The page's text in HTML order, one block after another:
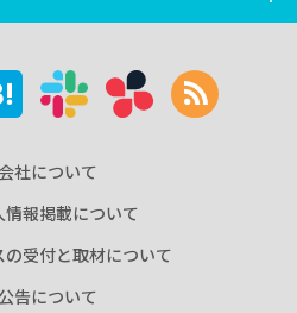
社について
報掲載について
の受付と取材について
告について